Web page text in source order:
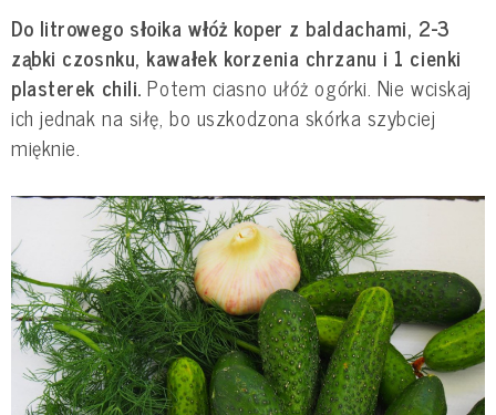
Do litrowego słoika włóż koper z baldachami, 2-3
ząbki czosnku, kawałek korzenia chrzanu i 1 cienki
plasterek chili.Potem ciasno ułóż ogórki. Nie wciskaj
ich jednak na siłę, bo uszkodzona skórka szybciej
mięknie.